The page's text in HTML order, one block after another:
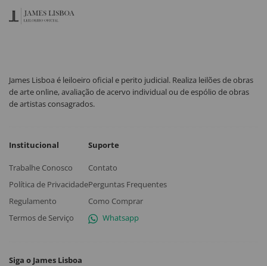
James Lisboa é leiloeiro oficial e perito judicial. Realiza leilões de obras
de arte online, avaliação de acervo individual ou de espólio de obras
de artistas consagrados.
Institucional
Trabalhe Conosco
Política de Privacidade
Regulamento
Termos de Serviço
Suporte
Contato
Perguntas Frequentes
Como Comprar
Whatsapp
Siga o James Lisboa